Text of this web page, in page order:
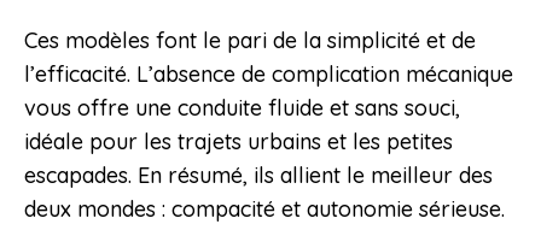
Ces modèles font le pari de la simplicité et de
l’efficacité. L’absence de complication mécanique
vous offre une conduite fluide et sans souci,
idéale pour les trajets urbains et les petites
escapades. En résumé, ils allient le meilleur des
deux mondes : compacité et autonomie sérieuse.